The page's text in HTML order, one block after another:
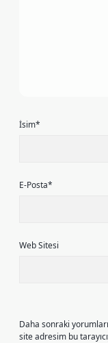
İsim*
E-Posta*
Web Sitesi
Daha sonraki
site adresim bu